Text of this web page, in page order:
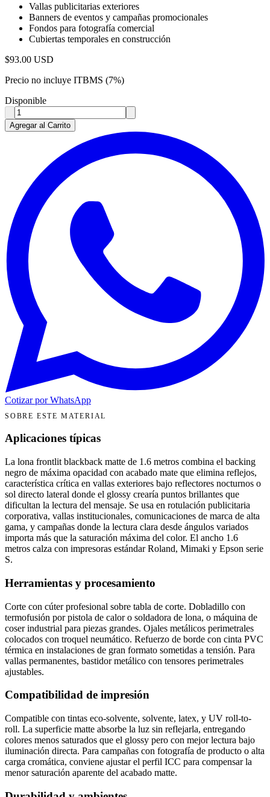
Vallas publicitarias exteriores
Banners de eventos y campañas promocionales
Fondos para fotografía comercial
Cubiertas temporales en construcción
$93.00 USD
Precio no incluye ITBMS (7%)
Disponible
Agregar al Carrito
Cotizar por WhatsApp
SOBRE ESTE MATERIAL
Aplicaciones típicas
La lona frontlit blackback matte de 1.6 metros combina el backing
negro de máxima opacidad con acabado mate que elimina reflejos,
característica crítica en vallas exteriores bajo reflectores nocturnos o
sol directo lateral donde el glossy crearía puntos brillantes que
dificultan la lectura del mensaje. Se usa en rotulación publicitaria
corporativa, vallas institucionales, comunicaciones de marca de alta
gama, y campañas donde la lectura clara desde ángulos variados
importa más que la saturación máxima del color. El ancho 1.6
metros calza con impresoras estándar Roland, Mimaki y Epson serie
S.
Herramientas y procesamiento
Corte con cúter profesional sobre tabla de corte. Dobladillo con
termofusión por pistola de calor o soldadora de lona, o máquina de
coser industrial para piezas grandes. Ojales metálicos perimetrales
colocados con troquel neumático. Refuerzo de borde con cinta PVC
térmica en instalaciones de gran formato sometidas a tensión. Para
vallas permanentes, bastidor metálico con tensores perimetrales
ajustables.
Compatibilidad de impresión
Compatible con tintas eco-solvente, solvente, latex, y UV roll-to-
roll. La superficie matte absorbe la luz sin reflejarla, entregando
colores menos saturados que el glossy pero con mejor lectura bajo
iluminación directa. Para campañas con fotografía de producto o alta
carga cromática, conviene ajustar el perfil ICC para compensar la
menor saturación aparente del acabado matte.